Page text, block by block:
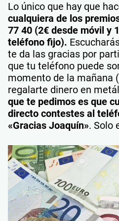
Lo único que hay que
cualquiera de los
77 40 (2€ desde móvil y
teléfono fijo).
te da las gracias por
que tu teléfono puede
momento de la mañana
regalarte dinero en
que te pedimos es que
directo contestes al
«Gracias Joaquín». Solo